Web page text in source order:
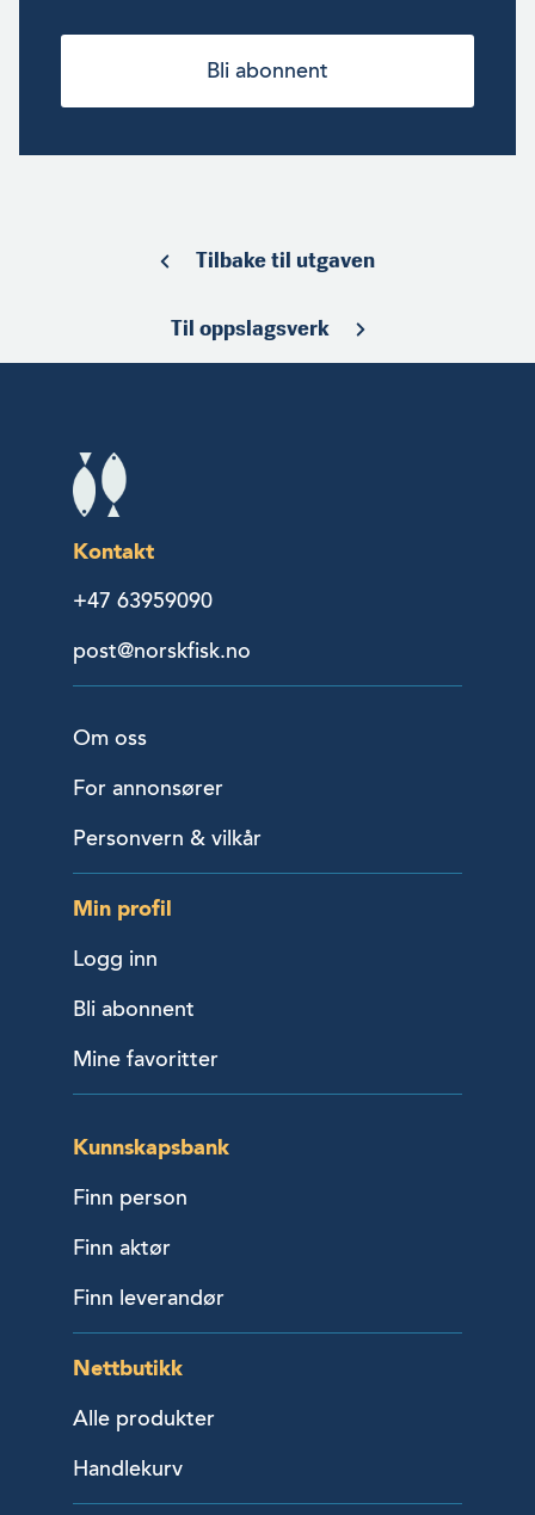
Bli abonnent
Tilbake til utgaven
Til oppslagsverk
Kontakt
+47 63959090
post@norskfisk.no
Om oss
For annonsører
Personvern & vilkår
Min profil
Logg inn
Bli abonnent
Mine favoritter
Kunnskapsbank
Finn person
Finn aktør
Finn leverandør
Nettbutikk
Alle produkter
Handlekurv